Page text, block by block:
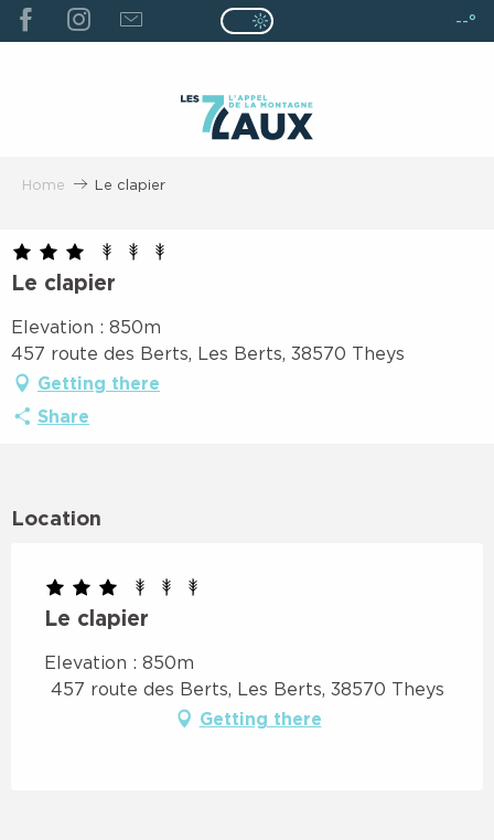
ALLER
AU
Page D’accueil Actuelle Été :
Page D’accueil Actuelle
--°
Home Le clapier
Le clapier
Elevation : 850m
457 route des Berts, Les Berts, 38570 Theys
Getting there
Share
Location
Le clapier
Elevation : 850m
457 route des Berts, Les Berts, 38570 Theys
Getting there